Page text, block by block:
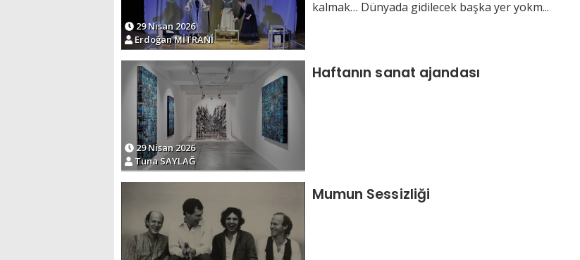
29 Nisan 2026
Erdoğan MİTRANİ
kalmak… Dünyada gidilecek başka yer yokm...
29 Nisan 2026
Tuna SAYLAĞ
Haftanın sanat ajandası
Mumun Sessizliği